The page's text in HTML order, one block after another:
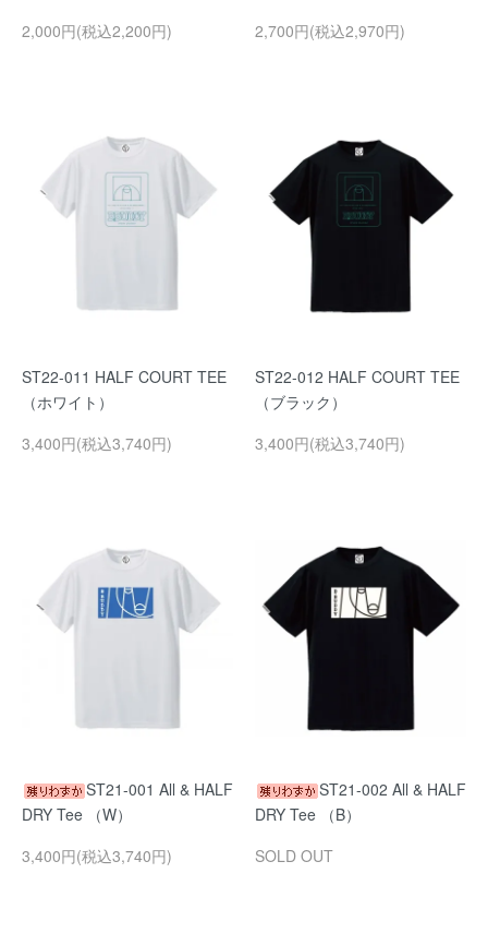
2,000円(税込2,200円)
2,700円(税込2,970円)
ST22-011 HALF COURT TEE
（ホワイト）
3,400円(税込3,740円)
ST22-012 HALF COURT TEE
（ブラック）
3,400円(税込3,740円)
ST21-001 All & HALF
DRY Tee （W）
3,400円(税込3,740円)
ST21-002 All & HALF
DRY Tee （B）
SOLD OUT